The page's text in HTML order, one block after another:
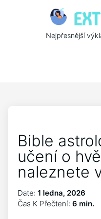
Nejpřesnější
Bible
učení o
naleznete
Date: 1 ledna, 2026
Čas K Přečtení: 6 min.